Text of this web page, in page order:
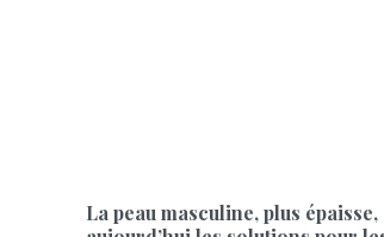
La peau masculine, plus